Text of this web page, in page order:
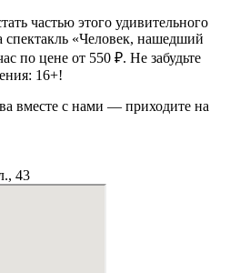
частью этого удивительного
«Человек, нашедший
по цене от 550 ₽. Не забудьте
16+!
вместе с нами — приходите на
43